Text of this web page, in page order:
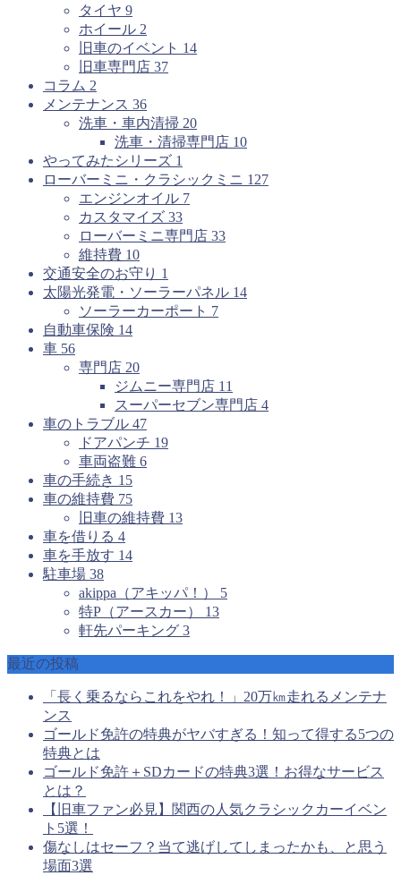
タイヤ 9
ホイール 2
旧車のイベント 14
旧車専門店 37
コラム 2
メンテナンス 36
洗車・車内清掃 20
洗車・清掃専門店 10
やってみたシリーズ 1
ローバーミニ・クラシックミニ 127
エンジンオイル 7
カスタマイズ 33
ローバーミニ専門店 33
維持費 10
交通安全のお守り 1
太陽光発電・ソーラーパネル 14
ソーラーカーポート 7
自動車保険 14
車 56
専門店 20
ジムニー専門店 11
スーパーセブン専門店 4
車のトラブル 47
ドアパンチ 19
車両盗難 6
車の手続き 15
車の維持費 75
旧車の維持費 13
車を借りる 4
車を手放す 14
駐車場 38
akippa（アキッパ！） 5
特P（アースカー） 13
軒先パーキング 3
最近の投稿
「長く乗るならこれをやれ！」20万㎞走れるメンテナ
ンス
ゴールド免許の特典がヤバすぎる！知って得する5つの
特典とは
ゴールド免許＋SDカードの特典3選！お得なサービス
とは？
【旧車ファン必見】関西の人気クラシックカーイベン
ト5選！
傷なしはセーフ？当て逃げしてしまったかも、と思う
場面3選